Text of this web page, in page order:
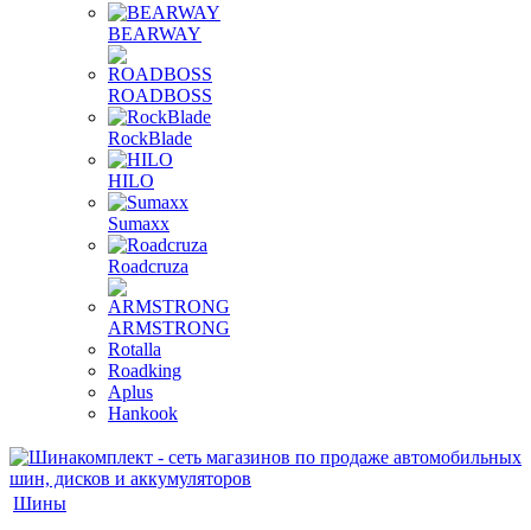
BEARWAY
ROADBOSS
RockBlade
HILO
Sumaxx
Roadcruza
ARMSTRONG
Rotalla
Roadking
Aplus
Hankook
Шины